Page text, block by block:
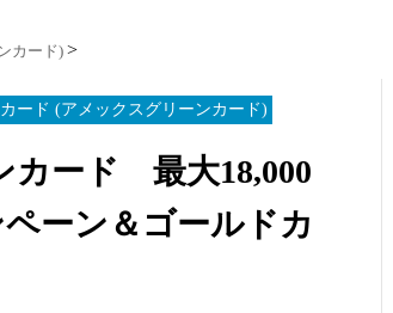
カード)
ード (アメックスグリーンカード)
カード 最大18,000
ーン＆ゴールドカ